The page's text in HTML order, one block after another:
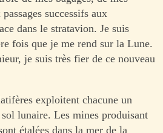
successifs aux
dans le stratavion. Je suis
fois que je me rend sur la Lune.
je suis très fier de ce nouveau
exploitent chacune un
lunaire. Les mines produisant
étalées dans la mer de la